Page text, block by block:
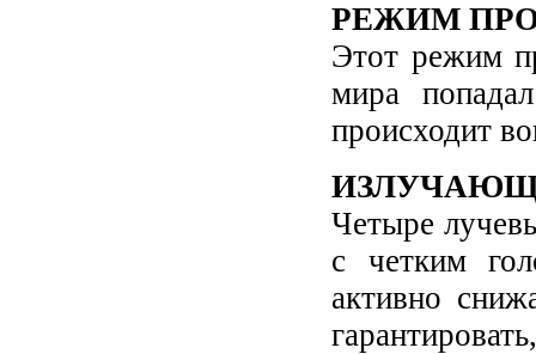
РЕЖИМ
Этот режим
мира
происходит
Четыре
с четким
активно